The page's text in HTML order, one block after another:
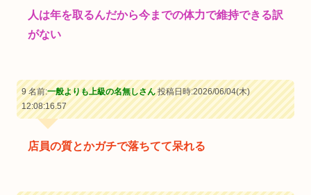
人は年を取るんだから今までの体力で維持できる訳
がない
9 名前:一般よりも上級の名無しさん投稿日時:2026/06/04(木)
12:08:16.57
店員の質とかガチで落ちてて呆れる